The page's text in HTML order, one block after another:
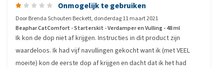
Onmogelijk te gebruiken
DoorBrenda Schouten Beckett, donderdag 11 maart 2021
Beaphar CatComfort - Starterskit - Verdamper en Vulling - 48 ml
Ik kon de dop niet af krijgen. Instructies in dit product zijn
waardeloos. Ik had vijf navullingen gekocht want ik (met VEEL
moeite) kon de eerste dop af krijgen en dacht dat ik het had